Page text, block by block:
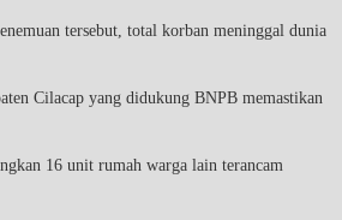
tersebut, total korban meninggal dunia
Cilacap yang didukung BNPB memastikan
16 unit rumah warga lain terancam